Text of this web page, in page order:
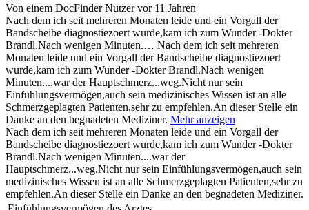
Von einem DocFinder Nutzervor 11 Jahren
Nach dem ich seit mehreren Monaten leide und ein Vorgall der
Bandscheibe diagnostiezoert wurde,kam ich zum Wunder -Dokter
Brandl.Nach wenigen Minuten.… Nach dem ich seit mehreren
Monaten leide und ein Vorgall der Bandscheibe diagnostiezoert
wurde,kam ich zum Wunder -Dokter Brandl.Nach wenigen
Minuten....war der Hauptschmerz...weg.Nicht nur sein
Einfühlungsvermögen,auch sein medizinisches Wissen ist an alle
Schmerzgeplagten Patienten,sehr zu empfehlen.An dieser Stelle ein
Danke an den begnadeten Mediziner. Mehr anzeigen
Nach dem ich seit mehreren Monaten leide und ein Vorgall der
Bandscheibe diagnostiezoert wurde,kam ich zum Wunder -Dokter
Brandl.Nach wenigen Minuten....war der
Hauptschmerz...weg.Nicht nur sein Einfühlungsvermögen,auch sein
medizinisches Wissen ist an alle Schmerzgeplagten Patienten,sehr zu
empfehlen.An dieser Stelle ein Danke an den begnadeten Mediziner.